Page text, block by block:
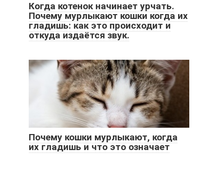
Когда котенок начинает урчать.
Почему мурлыкают кошки когда их
гладишь: как это происходит и
откуда издаётся звук.
Почему кошки мурлыкают, когда
их гладишь и что это означает